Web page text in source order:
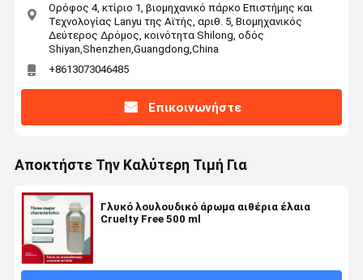
Ορόφος 4, κτίριο 1, βιομηχανικό πάρκο Επιστήμης και
Τεχνολογίας Lanyu της Αϊτής, αριθ. 5, Βιομηχανικός
Δεύτερος Δρόμος, κοινότητα Shilong, οδός
Shiyan,Shenzhen,Guangdong,China
+8613073046485
Επικοινωνήστε
Αποκτήστε Την Καλύτερη Τιμή Για
Γλυκό λουλουδικό άρωμα αιθέρια έλαια
Cruelty Free 500 ml